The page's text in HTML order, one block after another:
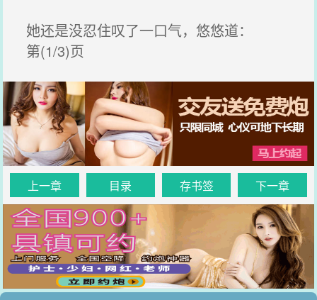
她还是没忍住叹了一口气，悠悠道：
第(1/3)页
上一章 目录 存书签 下一章